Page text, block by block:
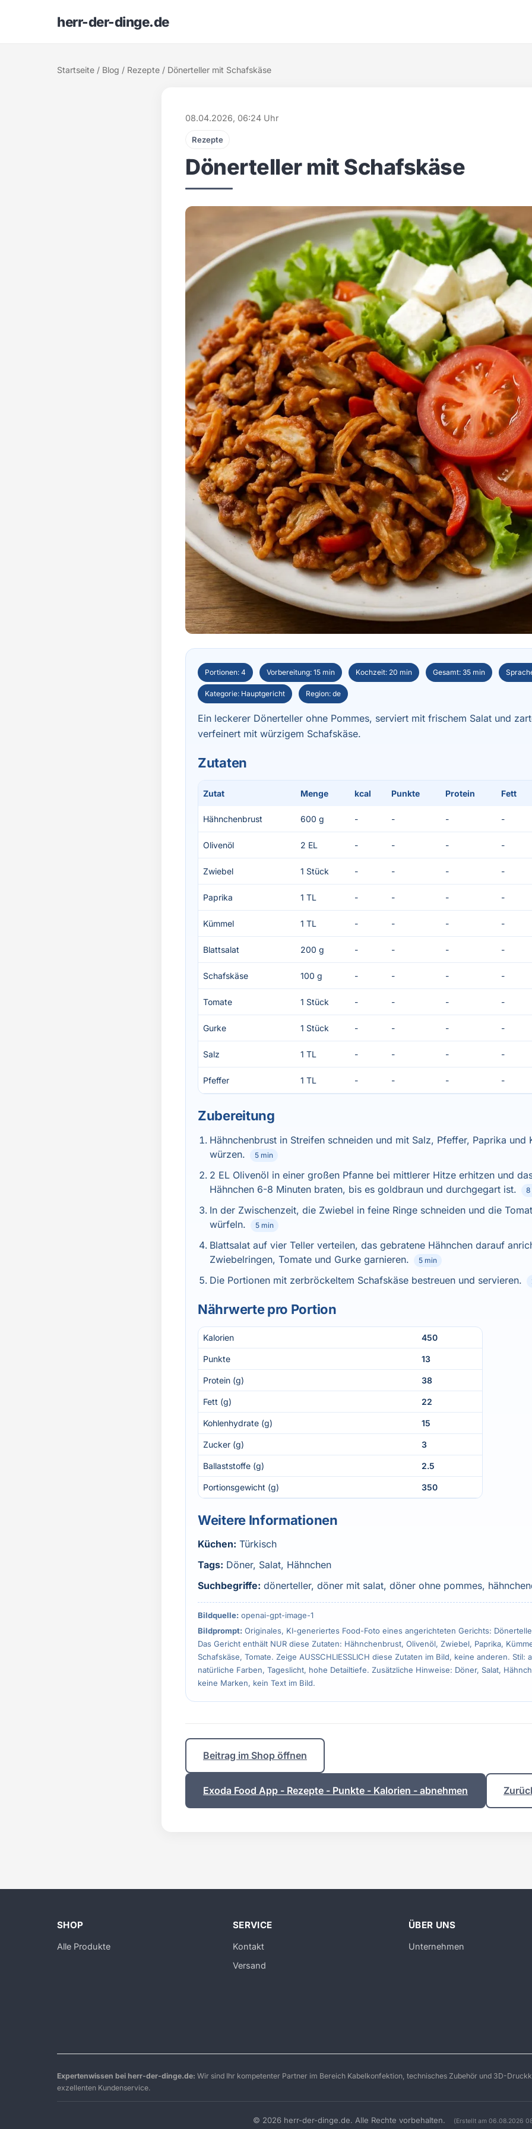
herr-der-dinge.de
Startseite / Blog / Rezepte / Dönerteller mit Schafskäse
08.04.2026, 06:24 Uhr
Rezepte
Dönerteller mit Schafskäse
Portionen: 4 Vorbereitung: 15 min Kochzeit: 20 min Gesamt: 35 min
Kategorie: Hauptgericht Region: de
Ein leckerer Dönerteller ohne Pommes, serviert mit frischem Salat und
verfeinert mit würzigem Schafskäse.
Zutaten
Zutat Menge kcal Punkte Protein Fett
Hähnchenbrust 600 g - - - -
Olivenöl 2 EL - - - -
Zwiebel 1 Stück - - - -
Paprika 1 TL - - - -
Kümmel 1 TL - - - -
Blattsalat 200 g - - - -
Schafskäse 100 g - - - -
Tomate 1 Stück - - - -
Gurke 1 Stück - - - -
Salz 1 TL - - - -
Pfeffer 1 TL - - - -
Zubereitung
Hähnchenbrust in Streifen schneiden und mit Salz, Pfeffer, Paprika und
würzen.
5 min
2 EL Olivenöl in einer großen Pfanne bei mittlerer Hitze erhitzen und
Hähnchen 6-8 Minuten braten, bis es goldbraun und durchgegart ist.
8
In der Zwischenzeit, die Zwiebel in feine Ringe schneiden und die
würfeln.
5 min
Blattsalat auf vier Teller verteilen, das gebratene Hähnchen darauf
Zwiebelringen, Tomate und Gurke garnieren.
5 min
Die Portionen mit zerbröckeltem Schafskäse bestreuen und servieren.
Nährwerte pro Portion
Kalorien 450
Punkte 13
Protein (g) 38
Fett (g) 22
Kohlenhydrate (g) 15
Zucker (g) 3
Ballaststoffe (g) 2.5
Portionsgewicht (g) 350
Weitere Informationen
Küchen: Türkisch
Tags: Döner, Salat, Hähnchen
Suchbegriffe: dönerteller, döner mit salat, döner ohne pommes,
Bildquelle: openai-gpt-image-1
Bildprompt: Originales, KI-generiertes Food-Foto eines angerichteten Gerichts:
Das Gericht enthält NUR diese Zutaten: Hähnchenbrust, Olivenöl, Zwiebel, Paprika,
Schafskäse, Tomate. Zeige AUSSCHLIESSLICH diese Zutaten im Bild, keine anderen. Stil:
natürliche Farben, Tageslicht, hohe Detailtiefe. Zusätzliche Hinweise: Döner, Salat,
keine Marken, kein Text im Bild.
Beitrag im Shop öffnen
Exoda Food App - Rezepte - Punkte - Kalorien - abnehmen
SHOP
Alle Produkte
SERVICE
Kontakt
Versand
ÜBER UNS
Unternehmen
Expertenwissen bei herr-der-dinge.de: Wir sind Ihr kompetenter Partner im Bereich Kabelkonfektion, technisches Zubehör und 3D-
exzellenten Kundenservice.
© 2026 herr-der-dinge.de. Alle Rechte vorbehalten. (Erstellt am 06.08.2026